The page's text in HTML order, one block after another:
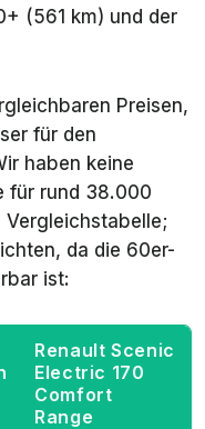
(561 km) und der
Preisen,
für den
haben keine
für rund 38.000
Vergleichstabelle;
da die 60er-
ist:
Renault Scenic
Electric 170
Comfort
Range